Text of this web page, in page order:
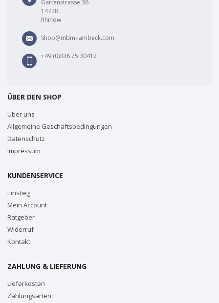
Gartenstrasse 36
14728
Rhinow
Shop@mbm-lambeck.com
+49 (0)338 75 30412
ÜBER DEN SHOP
Über uns
Allgemeine Geschäftsbedingungen
Datenschutz
Impressum
KUNDENSERVICE
Einstieg
Mein Account
Ratgeber
Widerruf
Kontakt
ZAHLUNG & LIEFERUNG
Lieferkosten
Zahlungsarten